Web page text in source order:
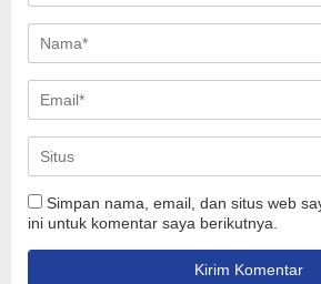
Simpan nama, email, dan situs web
ini untuk komentar saya berikutnya.